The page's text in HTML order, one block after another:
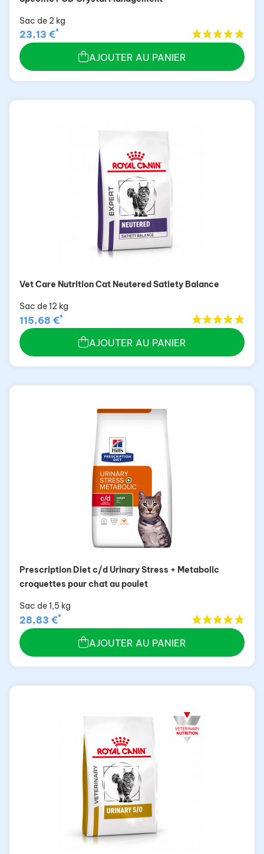
Sac de 2 kg
23,13 €*
AJOUTER AU PANIER
Vet Care Nutrition Cat Neutered Satiety Balance
Sac de 12 kg
115,68 €*
AJOUTER AU PANIER
Prescription Diet c/d Urinary Stress + Metabolic
croquettes pour chat au poulet
Sac de 1,5 kg
28,83 €*
AJOUTER AU PANIER